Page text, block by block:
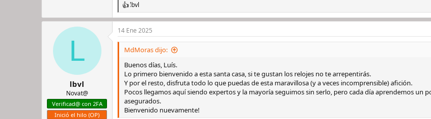
R
e
a
c
c
lbvl
L
lbvl
Novat@
Verificad@ con 2FA
Inició el hilo (OP)
14 Ene 2025
MdMoras dijo:
Buenos días, Luís.
Lo primero bienvenido a esta santa casa, si te gustan los relojes no te arrepentirás.
Y por el resto, disfruta todo lo que puedas de esta maravillosa (y a veces incomprensible) afición.
Pocos llegamos aquí siendo expertos y la mayoría seguimos sin serlo, pero cada día aprendemos un
asegurados.
Bienvenido nuevamente!